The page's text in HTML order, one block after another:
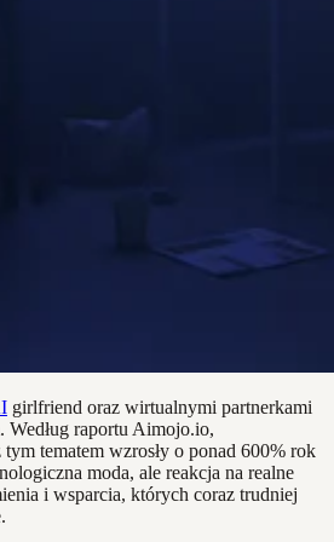
girlfriend oraz wirtualnymi partnerkami
Według raportu Aimojo.io,
tematem wzrosły o ponad 600% rok
moda, ale reakcja na realne
i wsparcia, których coraz trudniej